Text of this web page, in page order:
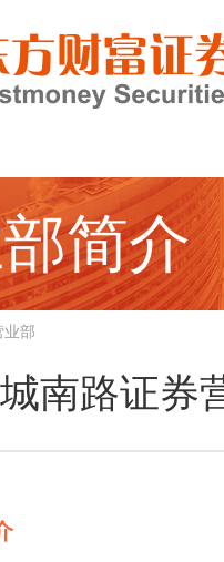
简介
业部
南路证券